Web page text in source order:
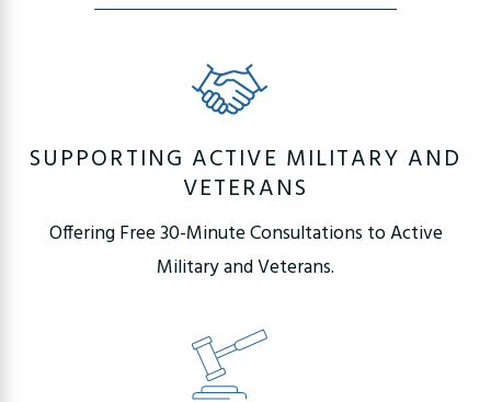
SUPPORTING ACTIVE MILITARY AND
VETERANS
Offering Free 30-Minute Consultations to Active
Military and Veterans.